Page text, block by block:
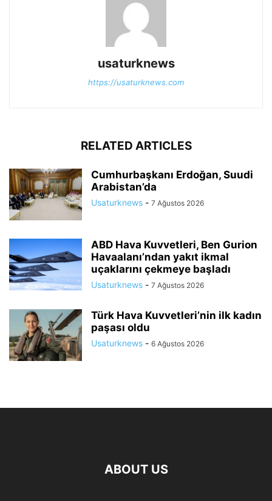
usaturknews
https://usaturknews.com
RELATED ARTICLES
Cumhurbaşkanı Erdoğan, Suudi
Arabistan’da
Usaturknews - 7 Ağustos 2026
ABD Hava Kuvvetleri, Ben Gurion
Havaalanı’ndan yakıt ikmal
uçaklarını çekmeye başladı
Usaturknews - 7 Ağustos 2026
Türk Hava Kuvvetleri’nin ilk kadın
paşası oldu
Usaturknews - 6 Ağustos 2026
ABOUT US